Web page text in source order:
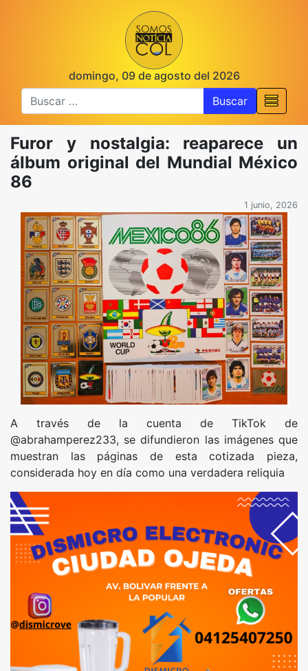
domingo, 09 de agosto del 2026
Buscar
Furor y nostalgia: reaparece un
álbum original del Mundial México
86
1 junio, 2026
A través de la cuenta de TikTok de
@abrahamperez233, se difundieron las imágenes que
muestran las páginas de esta cotizada pieza,
considerada hoy en día como una verdadera reliquia